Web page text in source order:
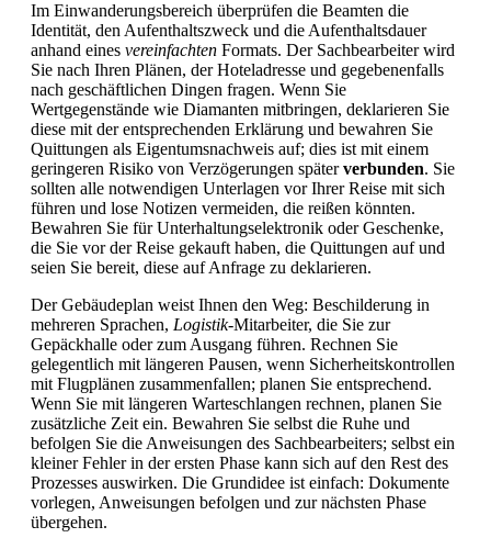
Im Einwanderungsbereich überprüfen die Beamten die
Identität, den Aufenthaltszweck und die Aufenthaltsdauer
anhand eines vereinfachten Formats. Der Sachbearbeiter wird
Sie nach Ihren Plänen, der Hoteladresse und gegebenenfalls
nach geschäftlichen Dingen fragen. Wenn Sie
Wertgegenstände wie Diamanten mitbringen, deklarieren Sie
diese mit der entsprechenden Erklärung und bewahren Sie
Quittungen als Eigentumsnachweis auf; dies ist mit einem
geringeren Risiko von Verzögerungen späterverbunden. Sie
sollten alle notwendigen Unterlagen vor Ihrer Reise mit sich
führen und lose Notizen vermeiden, die reißen könnten.
Bewahren Sie für Unterhaltungselektronik oder Geschenke,
die Sie vor der Reise gekauft haben, die Quittungen auf und
seien Sie bereit, diese auf Anfrage zu deklarieren.
Der Gebäudeplan weist Ihnen den Weg: Beschilderung in
mehreren Sprachen, Logistik-Mitarbeiter, die Sie zur
Gepäckhalle oder zum Ausgang führen. Rechnen Sie
gelegentlich mit längeren Pausen, wenn Sicherheitskontrollen
mit Flugplänen zusammenfallen; planen Sie entsprechend.
Wenn Sie mit längeren Warteschlangen rechnen, planen Sie
zusätzliche Zeit ein. Bewahren Sie selbst die Ruhe und
befolgen Sie die Anweisungen des Sachbearbeiters; selbst ein
kleiner Fehler in der ersten Phase kann sich auf den Rest des
Prozesses auswirken. Die Grundidee ist einfach: Dokumente
vorlegen, Anweisungen befolgen und zur nächsten Phase
übergehen.